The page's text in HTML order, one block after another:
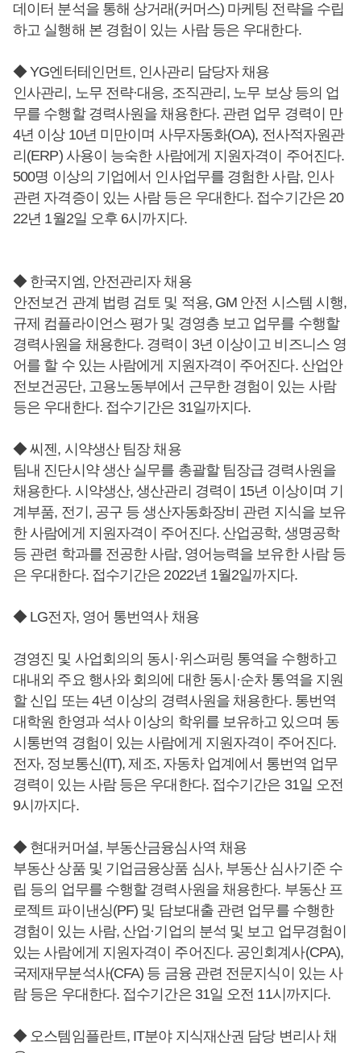
데이터 분석을 통해 상거래(커머스) 마케팅 전략을 수립
하고 실행해 본 경험이 있는 사람 등은 우대한다.
◆ YG엔터테인먼트, 인사관리 담당자 채용
인사관리, 노무 전략·대응, 조직관리, 노무 보상 등의 업
무를 수행할 경력사원을 채용한다. 관련 업무 경력이 만
4년 이상 10년 미만이며 사무자동화(OA), 전사적자원관
리(ERP) 사용이 능숙한 사람에게 지원자격이 주어진다.
500명 이상의 기업에서 인사업무를 경험한 사람, 인사
관련 자격증이 있는 사람 등은 우대한다. 접수기간은 20
22년 1월2일 오후 6시까지다.
◆ 한국지엠, 안전관리자 채용
안전보건 관계 법령 검토 및 적용, GM 안전 시스템 시행,
규제 컴플라이언스 평가 및 경영층 보고 업무를 수행할
경력사원을 채용한다. 경력이 3년 이상이고 비즈니스 영
어를 할 수 있는 사람에게 지원자격이 주어진다. 산업안
전보건공단, 고용노동부에서 근무한 경험이 있는 사람
등은 우대한다. 접수기간은 31일까지다.
◆ 씨젠, 시약생산 팀장 채용
팀내 진단시약 생산 실무를 총괄할 팀장급 경력사원을
채용한다. 시약생산, 생산관리 경력이 15년 이상이며 기
계부품, 전기, 공구 등 생산자동화장비 관련 지식을 보유
한 사람에게 지원자격이 주어진다. 산업공학, 생명공학
등 관련 학과를 전공한 사람, 영어능력을 보유한 사람 등
은 우대한다. 접수기간은 2022년 1월2일까지다.
◆ LG전자, 영어 통번역사 채용
경영진 및 사업회의의 동시·위스퍼링 통역을 수행하고
대내외 주요 행사와 회의에 대한 동시·순차 통역을 지원
할 신입 또는 4년 이상의 경력사원을 채용한다. 통번역
대학원 한영과 석사 이상의 학위를 보유하고 있으며 동
시통번역 경험이 있는 사람에게 지원자격이 주어진다.
전자, 정보통신(IT), 제조, 자동차 업계에서 통번역 업무
경력이 있는 사람 등은 우대한다. 접수기간은 31일 오전
9시까지다.
◆ 현대커머셜, 부동산금융심사역 채용
부동산 상품 및 기업금융상품 심사, 부동산 심사기준 수
립 등의 업무를 수행할 경력사원을 채용한다. 부동산 프
로젝트 파이낸싱(PF) 및 담보대출 관련 업무를 수행한
경험이 있는 사람, 산업·기업의 분석 및 보고 업무경험이
있는 사람에게 지원자격이 주어진다. 공인회계사(CPA),
국제재무분석사(CFA) 등 금융 관련 전문지식이 있는 사
람 등은 우대한다. 접수기간은 31일 오전 11시까지다.
◆ 오스템임플란트, IT분야 지식재산권 담당 변리사 채